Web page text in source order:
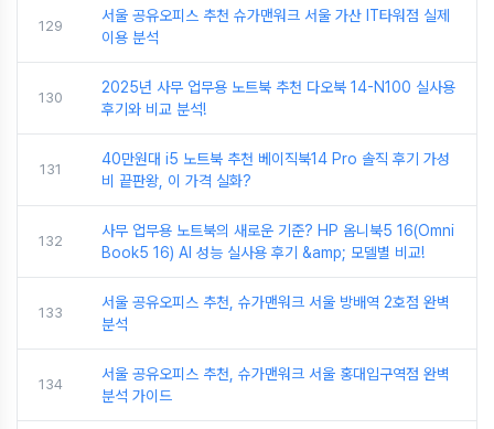
129
서울 공유오피스 추천 슈가맨워크 서울 가산 IT타워점 실제
이용 분석
130
2025년 사무 업무용 노트북 추천 다오북 14-N100 실사용
후기와 비교 분석!
131
40만원대 i5 노트북 추천 베이직북14 Pro 솔직 후기 가성
비 끝판왕, 이 가격 실화?
132
사무 업무용 노트북의 새로운 기준? HP 옴니북5 16(Omni
Book5 16) AI 성능 실사용 후기 &amp; 모델별 비교!
133
서울 공유오피스 추천, 슈가맨워크 서울 방배역 2호점 완벽
분석
134
서울 공유오피스 추천, 슈가맨워크 서울 홍대입구역점 완벽
분석 가이드